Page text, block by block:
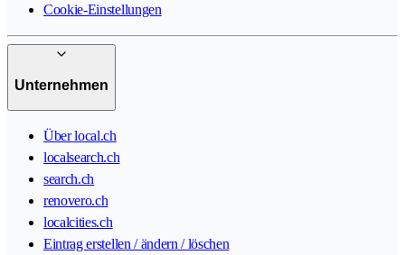
Cookie-Einstellungen
Unternehmen
Über local.ch
localsearch.ch
search.ch
renovero.ch
localcities.ch
Eintrag erstellen / ändern / löschen